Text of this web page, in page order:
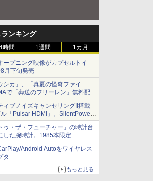
ンキング
時間 1週間 1カ月
ープニング映像がカプセルトイ
月下旬発売
シカ」、「真夏の怪奇ファイ
で「葬送のフリーレン」無料配信
番・配信情報
ィブノイズキャンセリングII搭載
ル「Pulsar HDMI」。SilentPower
ゥ・ザ・フューチャー」の時計台
した腕時計。1985本限定
Android Autoをワイヤレス
タ
もっと見る